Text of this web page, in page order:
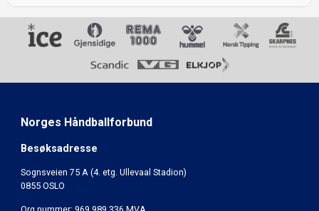
Norges Håndballforbund
Besøksadresse
Sognsveien 75 A (4. etg. Ullevaal Stadion)
0855 OSLO